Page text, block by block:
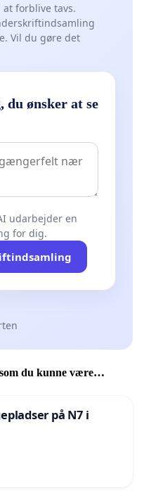
forblive tavs.
Vil du gøre det
ønsker at se
udarbejder en
for dig.
du kunne være
på N7 i